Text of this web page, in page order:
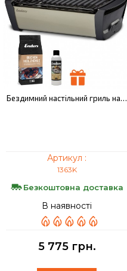
Бездимний настільний гриль на…
Артикул :
1363K
Безкоштовна доставка
В наявності
5 775 грн.